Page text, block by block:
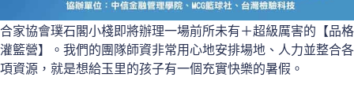
合家協會璞石閣小棧即將辦理一場前所未有＋超級厲害的【品格
灌籃營】。我們的團隊師資非常用心地安排場地、人力並整合各
項資源，就是想給玉里的孩子有一個充實快樂的暑假。